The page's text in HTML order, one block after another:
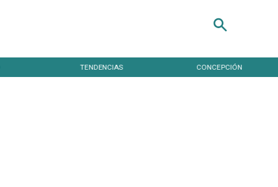
TENDENCIAS CONCEPCIÓN